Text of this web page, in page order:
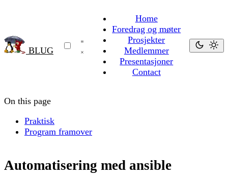
BLUG
Home
Foredrag og møter
Prosjekter
Medlemmer
Presentasjoner
Contact
On this page
Praktisk
Program framover
Automatisering med ansible